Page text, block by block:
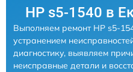
HP s5-1540 в
Выполняем ремонт HP s5-
устранением
диагностику, выявляем
неисправные детали и